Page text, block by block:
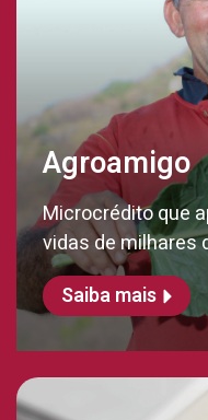
Agroamigo
Microcrédito que
vidas de milhares
Saiba mais